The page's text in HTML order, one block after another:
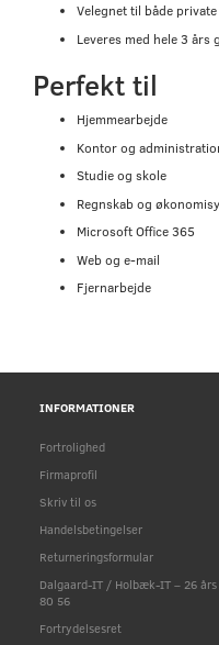
Velegnet til både
Leveres med hele 3 års
Perfekt til
Hjemmearbejde
Kontor og
Studie og skole
Regnskab og
Microsoft Office 365
Web og e-mail
Fjernarbejde
INFORMATIONER
Fortrolighed
Firmaprofil
Skriv til os
Handelsbetingelser
Returneringsformular
Dalgaard-IT / Holbæk-IT – 26 års
80 56
Fortrydelsesret